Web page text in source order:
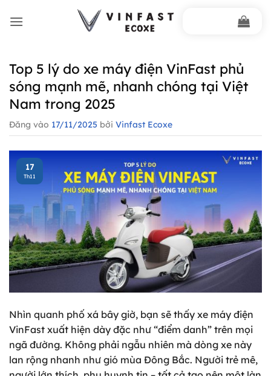
qua
Top 5 lý do xe máy điện VinFast phủ
sóng mạnh mẽ, nhanh chóng tại Việt
Nam trong 2025
Đăng vào 17/11/2025 bởi Vinfast Ecoxe
17
Th11
Nhìn quanh phố xá bây giờ, bạn sẽ thấy xe máy điện
VinFast xuất hiện dày đặc như “điểm danh” trên mọi
ngã đường. Không phải ngẫu nhiên mà dòng xe này
lan rộng nhanh như gió mùa Đông Bắc. Người trẻ mê,